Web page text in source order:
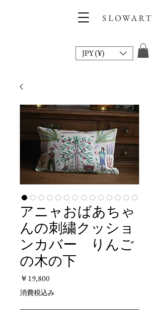
SLOWART
JPY (¥)
アニャおばあちゃ
んの刺繍クッショ
ンカバー りんご
の木の下
￥19,800価
格
消費税込み